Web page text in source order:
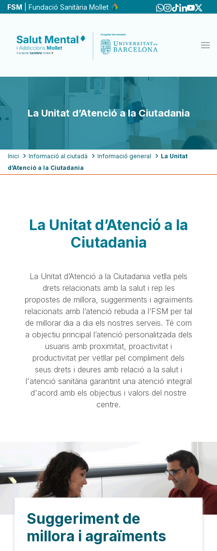
Vés
FSM | Fundació Sanitària Mollet
La Unitat d’Atenció a la Ciutadania
Fil
d'ariadna
Inici Informació al ciutadà Informació general
La Unitat
d’Atenció a la Ciutadania
La Unitat d’Atenció a la
Ciutadania
La Unitat d’Atenció a la Ciutadania vetlla pels
drets relacionats amb la salut i rep les
propostes de millora, suggeriments i agraïments
relacionats amb l’atenció rebuda a l’FSM per tal
de millorar dia a dia els nostres serveis. Té com
a objectiu principal l’atenció personalitzada dels
usuaris amb proximitat, proactivitat i
productivitat per vetllar pel compliment dels
seus drets i deures amb relació a la salut i
l'atenció sanitària garantint una atenció integral
d'acord amb els objectius i valors del nostre
centre.
Suggeriment de
millora i agraïments